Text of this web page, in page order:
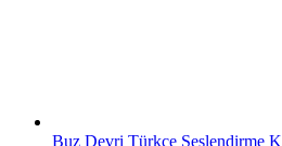
Buz Devri Türkçe Seslendirme